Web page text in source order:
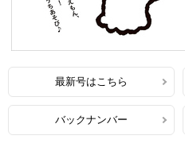
最新号はこちら
バックナンバー